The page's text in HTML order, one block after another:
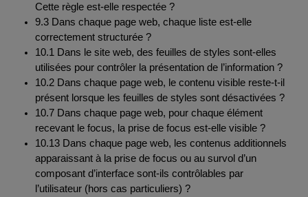
Cette règle est-elle respectée ?
9.3 Dans chaque page web, chaque liste est-elle
correctement structurée ?
10.1 Dans le site web, des feuilles de styles sont-elles
utilisées pour contrôler la présentation de l’information ?
10.2 Dans chaque page web, le contenu visible reste-t-il
présent lorsque les feuilles de styles sont désactivées ?
10.7 Dans chaque page web, pour chaque élément
recevant le focus, la prise de focus est-elle visible ?
10.13 Dans chaque page web, les contenus additionnels
apparaissant à la prise de focus ou au survol d’un
composant d’interface sont-ils contrôlables par
l’utilisateur (hors cas particuliers) ?